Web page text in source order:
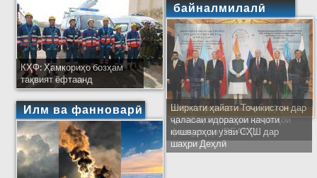
КҲФ: Ҳамкориҳо бозҳам
тақвият ёфтаанд
Илм ва фанноварӣ
байналмилалӣ
Ширкати ҳайати Тоҷикистон дар
ҷаласаи идораҳои наҷоти
кишварҳои узви СҲШ дар
шаҳри Деҳлӣ